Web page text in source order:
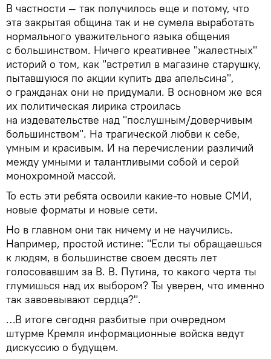
В частности — так получилось еще и потому, что
эта закрытая община так и не сумела выработать
нормального уважительного языка общения
с большинством. Ничего креативнее "жалестных"
историй о том, как "встретил в магазине старушку,
пытавшуюся по акции купить два апельсина",
о гражданах они не придумали. В основном же вся
их политическая лирика строилась
на издевательстве над "послушным/доверчивым
большинством". На трагической любви к себе,
умным и красивым. И на перечислении различий
между умными и талантливыми собой и серой
монохромной массой.
То есть эти ребята освоили какие-то новые СМИ,
новые форматы и новые сети.
Но в главном они так ничему и не научились.
Например, простой истине: "Если ты обращаешься
к людям, в большинстве своем десять лет
голосовавшим за В. В. Путина, то какого черта ты
глумишься над их выбором? Ты уверен, что именно
так завоевывают сердца?".
…В итоге сегодня разбитые при очередном
штурме Кремля информационные войска ведут
дискуссию о будущем.